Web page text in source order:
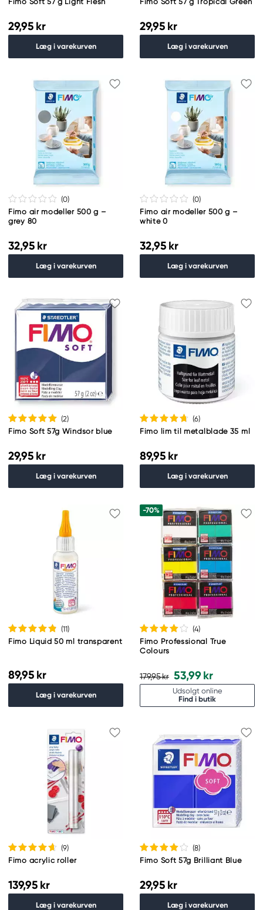
29,95 kr
Læg i varekurven
29,95 kr
Læg i varekurven
(0)
Fimo air modeller 500 g –
grey 80
32,95 kr
Læg i varekurven
(0)
Fimo air modeller 500 g –
white 0
32,95 kr
Læg i varekurven
(2)
Fimo Soft 57g Windsor blue
29,95 kr
Læg i varekurven
(6)
Fimo lim til metalblade 35 ml
89,95 kr
Læg i varekurven
(11)
Fimo Liquid 50 ml transparent
89,95 kr
Læg i varekurven
-70%
(4)
Fimo Professional True
Colours
179,95 kr 53,99 kr
Udsolgt online
Find i butik
(9)
Fimo acrylic roller
139,95 kr
Læg i varekurven
(8)
Fimo Soft 57g Brilliant Blue
29,95 kr
Læg i varekurven